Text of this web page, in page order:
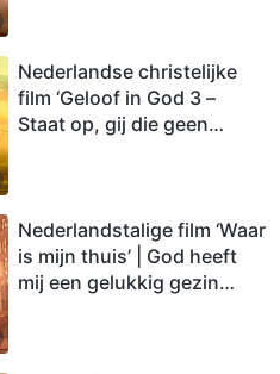
Nederlandse christelijke
film ‘Geloof in God 3 –
Staat op, gij die geen
Nederlandstalige film ‘Waar
is mijn thuis’ | God heeft
mij een gelukkig gezin